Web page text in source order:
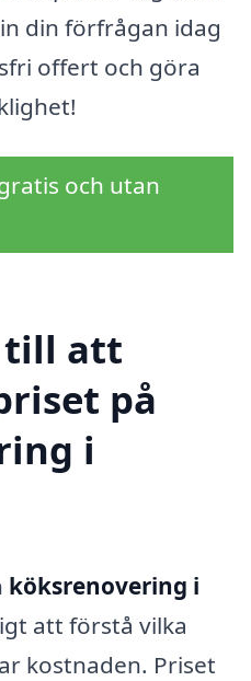
din förfrågan idag
offert och göra
och utan
till att
på
i
köksrenovering i
att förstå vilka
kostnaden. Priset